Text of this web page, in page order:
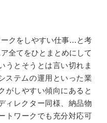
クをしやすい仕事…と考
全てをひとまとめにして
うとそうとは言い切れま
ステムの運用といった業
がしやすい傾向にあると
ィレクター同様、納品物
トワークでも充分対応可